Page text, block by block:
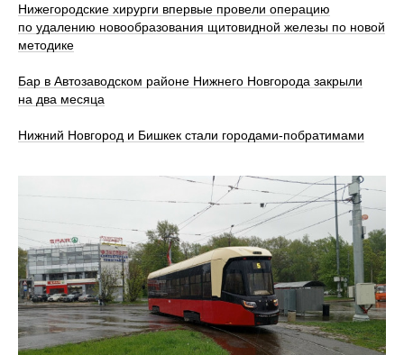
Нижегородские хирурги впервые провели операцию
по удалению новообразования щитовидной железы по новой
методике
Бар в Автозаводском районе Нижнего Новгорода закрыли
на два месяца
Нижний Новгород и Бишкек стали городами-побратимами